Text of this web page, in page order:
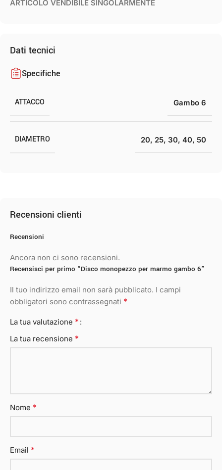
ARTICOLO VENDIBILE SINGOLARMENTE
Dati tecnici
Specifiche
ATTACCO Gambo 6
DIAMETRO 20, 25, 30, 40, 50
Recensioni clienti
Recensioni
Ancora non ci sono recensioni.
Recensisci per primo “Disco monopezzo per marmo gambo 6”
Il tuo indirizzo email non sarà pubblicato. I campi
obbligatori sono contrassegnati *
La tua valutazione *
La tua recensione *
Nome *
Email *